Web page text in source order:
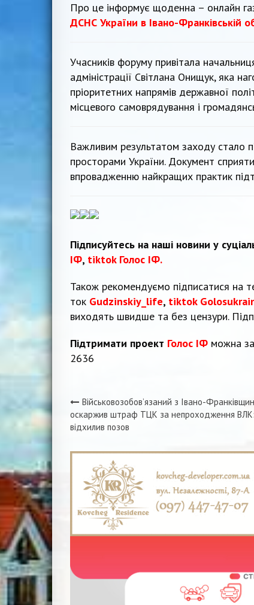
Про це інформує щоденна – онлайн
ДСНС України в Івано-Франківській
Учасників форуму привітала
адміністрації Світлана Онищук, яка
пріоритетних напрямів державної
місцевого самоврядування і
Важливим результатом заходу стало
просторами України. Документ
впровадженню найкращих практик
Підписуйтесь на наші новини у
ІФ, tiktok Голос ІФ.
Також рекомендуємо підписатися на
ток Gudzinskiy_life, tiktok
виходять швидше та без цензури.
Підтримати проект Голос ІФ можна
2636
Навігація
Військовозобов’язаний з Івано-
оскаржив штраф ТЦК за непроходження
відхилив позов